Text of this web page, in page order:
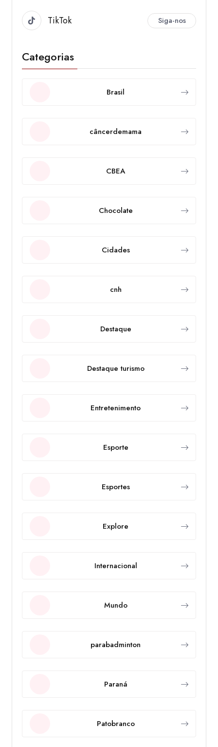
TikTok Siga-nos
Categorias
Brasil
câncerdemama
CBEA
Chocolate
Cidades
cnh
Destaque
Destaque turismo
Entretenimento
Esporte
Esportes
Explore
Internacional
Mundo
parabadminton
Paraná
Patobranco